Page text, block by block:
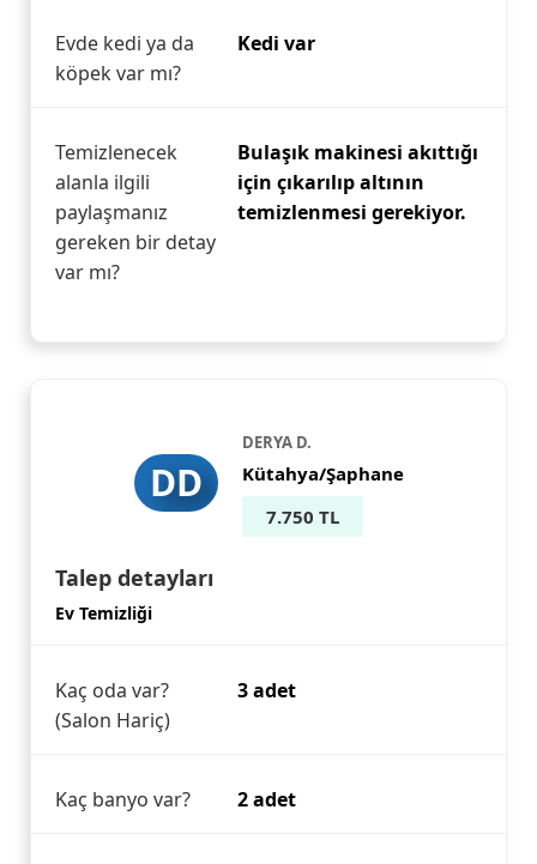
Evde kedi ya da
köpek var mı?
Kedi var
Temizlenecek
alanla ilgili
paylaşmanız
gereken bir detay
var mı?
Bulaşık makinesi akıttığı
için çıkarılıp altının
temizlenmesi gerekiyor.
DD
DERYA D.
Kütahya/Şaphane
7.750 TL
Talep detayları
Ev Temizliği
Kaç oda var?
(Salon Hariç)
3 adet
Kaç banyo var? 2 adet